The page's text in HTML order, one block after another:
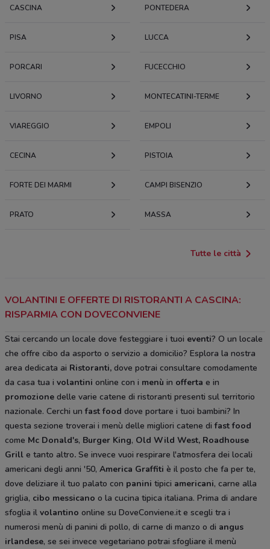
CASCINA PONTEDERA
PISA LUCCA
PORCARI FUCECCHIO
LIVORNO MONTECATINI-TERME
VIAREGGIO EMPOLI
CECINA PISTOIA
FORTE DEI MARMI CAMPI BISENZIO
PRATO MASSA
Tutte le città
VOLANTINI E OFFERTE DI RISTORANTI A CASCINA:
RISPARMIA CON DOVECONVIENE
Stai cercando un locale dove festeggiare i tuoi eventi? O un locale
che offre cibo da asporto o servizio a domicilio? Esplora la nostra
area dedicata ai Ristoranti, dove potrai consultare comodamente
da casa tua i volantini online con i menù in offerta e in
promozione delle varie catene di ristoranti presenti sul territorio
nazionale. Cerchi unfast food dove portare i tuoi bambini? In
questa sezione troverai i menù delle migliori catene difast food
come Mc Donald's, Burger King, Old Wild West, Roadhouse
Grill e tanto altro. Se invece vuoi respirare l'atmosfera dei locali
americani degli anni '50, America Graffiti è il posto che fa per te,
dove deliziare il tuo palato con panini tipici americani, carne alla
griglia, cibo messicano o la cucina tipica italiana. Prima di andare
sfoglia il volantino online su DoveConviene.it e scegli tra i
numerosi menù di panini di pollo, di carne di manzo o di angus
irlandese, se sei invece vegetariano potrai sfogliare il menù